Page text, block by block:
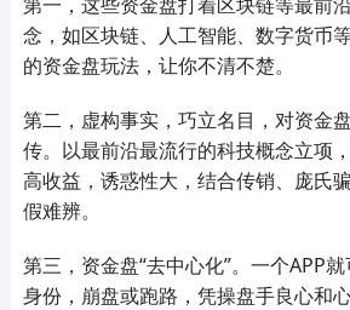
念，如区块链、人工智能、数字货币
的资金盘玩法，让你不清不楚。
第二，虚构事实，巧立名目，对资金
传。以最前沿最流行的科技概念立项
高收益，诱惑性大，结合传销、庞氏
假难辨。
第三，资金盘“去中心化”。一个APP
身份，崩盘或跑路，凭操盘手良心和